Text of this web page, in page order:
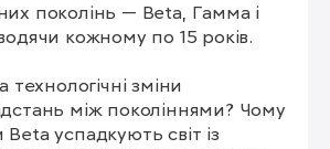
поколінь — Beta, Гамма і
кожному по 15 років.
технологічні зміни
між поколіннями? Чому
успадкують світ із